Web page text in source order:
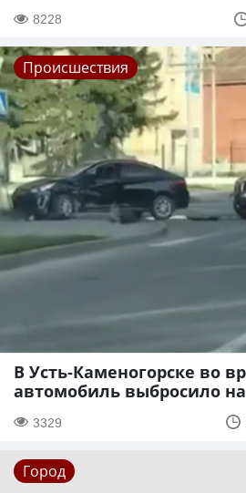
8228
Происшествия
В Усть-Каменогорске во
автомобиль выбросило
3329
Город